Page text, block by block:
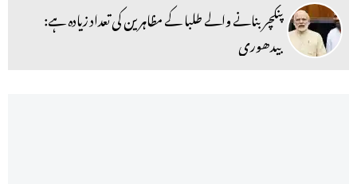
پنکچر بنانے والے طلبا کے مظاہرین کی تعداد زیادہ ہے:
بیدھوری